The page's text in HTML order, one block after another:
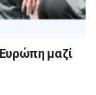
μαζί